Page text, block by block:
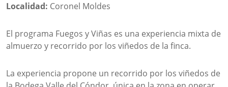
Localidad: Coronel Moldes
El programa Fuegos y Viñas es una experiencia mixta de
almuerzo y recorrido por los viñedos de la finca.
La experiencia propone un recorrido por los viñedos de